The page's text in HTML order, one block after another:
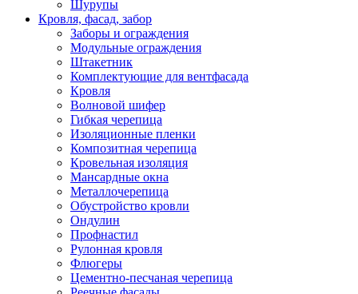
Шурупы
Кровля, фасад, забор
Заборы и ограждения
Модульные ограждения
Штакетник
Комплектующие для вентфасада
Кровля
Волновой шифер
Гибкая черепица
Изоляционные пленки
Композитная черепица
Кровельная изоляция
Мансардные окна
Металлочерепица
Обустройство кровли
Ондулин
Профнастил
Рулонная кровля
Флюгеры
Цементно-песчаная черепица